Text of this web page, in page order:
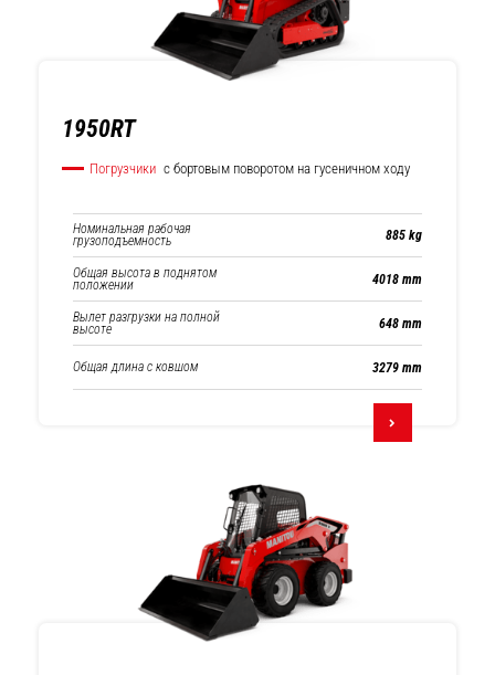
1950RT
Погрузчики с бортовым поворотом на гусеничном ходу
Номинальная рабочая
грузоподъемность 885 kg
Общая высота в поднятом
положении 4018 mm
Вылет разгрузки на полной
высоте 648 mm
Общая длина с ковшом 3279 mm